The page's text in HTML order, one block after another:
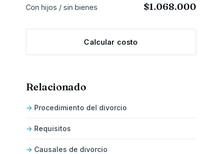
Con hijos / sin bienes $1.068.000
Calcular costo
Relacionado
Procedimiento del divorcio
Requisitos
Causales de divorcio